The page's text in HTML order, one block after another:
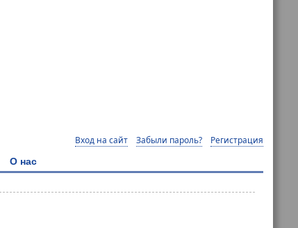
Вход на сайт Забыли пароль? Регистрация
О нас